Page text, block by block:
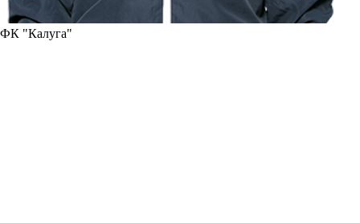
ФК "Калуга"